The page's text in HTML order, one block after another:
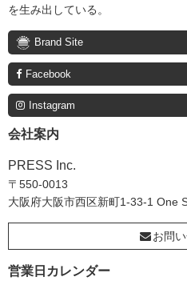
を生み出している。
Brand Site
Facebook
Instagram
会社案内
PRESS Inc.
〒550-0013
大阪府大阪市西区新町1-33-1 One
お問
営業日カレンダー